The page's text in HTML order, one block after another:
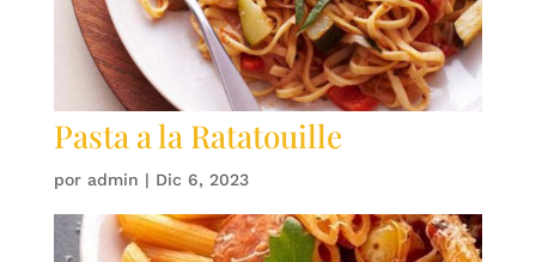
Pasta a la Ratatouille
por admin | Dic 6, 2023